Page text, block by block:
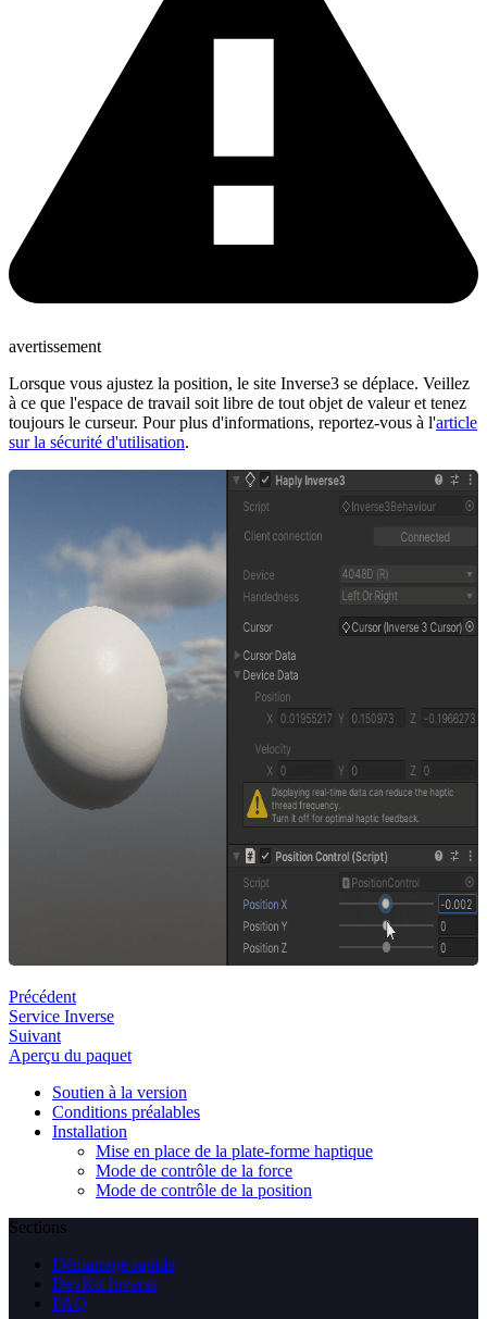
avertissement
Lorsque vous ajustez la position, le site Inverse3 se déplace. Veillez
à ce que l'espace de travail soit libre de tout objet de valeur et tenez
toujours le curseur. Pour plus d'informations, reportez-vous à l'article
sur la sécurité d'utilisation.
Précédent
Service Inverse
Suivant
Aperçu du paquet
Soutien à la version
Conditions préalables
Installation
Mise en place de la plate-forme haptique
Mode de contrôle de la force
Mode de contrôle de la position
Sections
Démarrage rapide
DevKit Inverse
FAQ